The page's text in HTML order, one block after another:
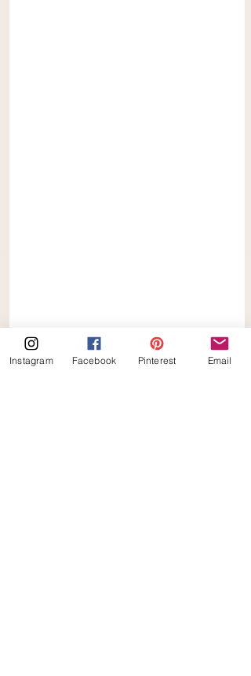
Instagram Facebook Pinterest Email